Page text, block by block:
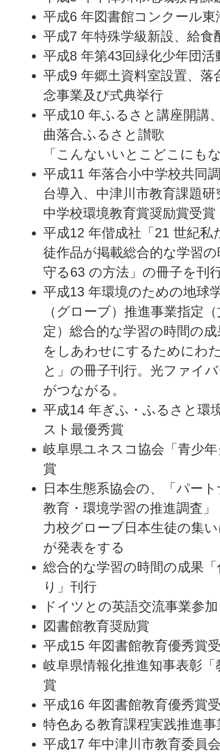
平成6 年図書館コンクール
平成7 年特殊学級新設、給食
平成8 年第43回緑化少年団活
平成9 年郷土資料室設置、落
念事業及び式典挙行
平成10 年ふるさと講座開講
曲落合ふるさと讃歌
「こんないいとこどこにも
平成11 年落合小中学校共同
台導入、中津川市教育課題
中学校環境教育賞奨励賞受賞
平成12 年偕成社「21 世紀私
徒作品が掲載総合的な学習
守る63 の方法」の冊子を刊
平成13 年環境のための地球
（グローブ）推進事業指定
定）総合的な学習の時間の
をしあわせにするためにわ
と」の冊子刊行。光ファイ
がつながる。
平成14 年ぎふ・ふるさと環
スト最優秀賞
岐阜県ユネスコ協会「青少
賞
日本生態系協会の、「パー
教育・環境学習の推進調査
力校グローブ日本生徒の集
が発表をする
総合的な学習の時間の成果
り」刊行
ドイツとの英語交流事業参加
図書館教育奨励賞
平成15 年図書館教育優秀賞
岐阜県情報化推進知事表彰
賞
平成16 年図書館教育優秀賞
特色ある教育課程実践推進
平成17 年中津川市教育委員